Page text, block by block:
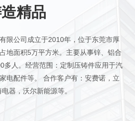
精品
限公司成立于2010年，位于东莞市厚
地面积5万平方米。主要从事锌、铝合
多人。经营范围：定制压铸件应用于汽
电配件等。 合作客户有：安费诺，立
器，沃尔新能源等。